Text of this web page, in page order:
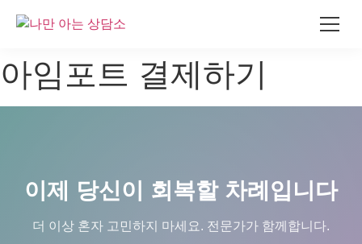
텐아임포트 결제하기
이제 당신이 회복할 차례입니다
더 이상 혼자 고민하지 마세요. 전문가가 함께합니다.